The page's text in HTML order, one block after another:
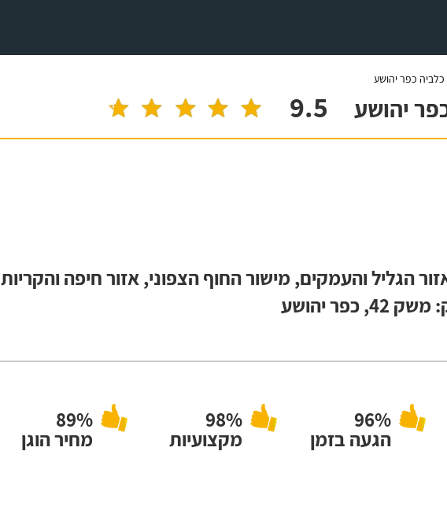
כלביה כפר יהושע
יהושע 9.5
הגליל והעמקים, מישור החוף הצפוני, אזור חיפה והקריות
יהושע
96%
הגעה בזמן
98%
מקצועיות
89%
מחיר הוגן